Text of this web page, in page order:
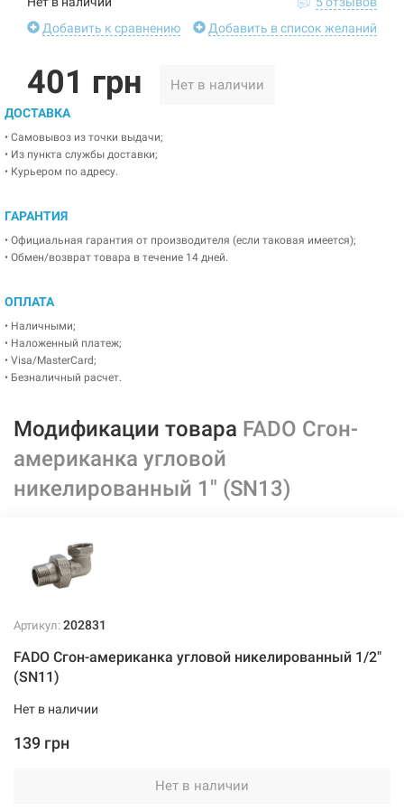
Добавить к сравнению
Добавить в список желаний
401 грн Нет в наличии
ДОСТАВКА
• Самовывоз из точки выдачи;
• Из пункта службы доставки;
• Курьером по адресу.
ГАРАНТИЯ
• Официальная гарантия от производителя (если таковая имеется);
• Обмен/возврат товара в течение 14 дней.
ОПЛАТА
• Наличными;
• Наложенный платеж;
• Visa/MasterCard;
• Безналичный расчет.
Модификации товара FADO Сгон-
американка угловой
никелированный 1" (SN13)
Артикул: 202831
FADO Сгон-американка угловой никелированный 1/2"
(SN11)
Нет в наличии
139 грн
Нет в наличии